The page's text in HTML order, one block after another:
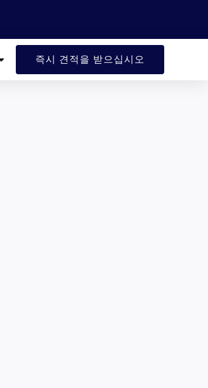
열려 있는 회사즉시 견적을 받으십시오